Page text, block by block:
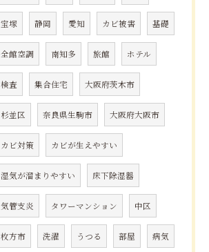
宝塚 静岡 愛知 カビ被害 基礎
全館空調 南知多 旅館 ホテル
検査 集合住宅 大阪府茨木市
杉並区 奈良県生駒市 大阪府大阪市
カビ対策 カビが生えやすい
湿気が溜まりやすい 床下除湿器
気管支炎 タワーマンション 中区
枚方市 洗濯 うつる 部屋 病気